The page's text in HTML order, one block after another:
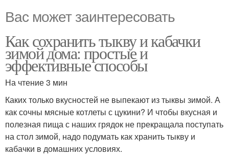
Вас может заинтересовать
Как сохранить тыкву и кабачки
зимой дома: простые и
эффективные способы
На чтение 3 мин
Каких только вкусностей не выпекают из тыквы зимой. А
как сочны мясные котлеты с цукини? И чтобы вкусная и
полезная пища с наших грядок не прекращала поступать
на стол зимой, надо подумать как хранить тыкву и
кабачки в домашних условиях.